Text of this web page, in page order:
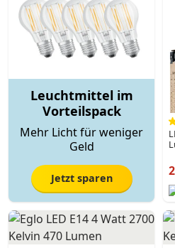
Leuchtmittel im
Vorteilspack
Mehr Licht für weniger
Geld
Jetzt sparen